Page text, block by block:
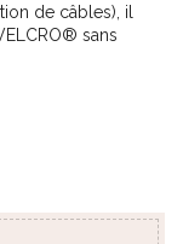
de câbles), il
sans